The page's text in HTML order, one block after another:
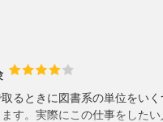
るときに図書系の単位をい
す。実際にこの仕事をした